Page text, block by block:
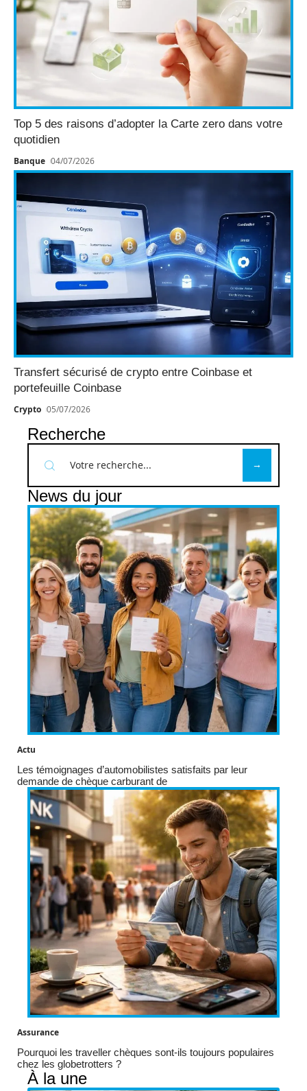
Top 5 des raisons d’adopter la Carte zero dans votre
quotidien
Banque 04/07/2026
Transfert sécurisé de crypto entre Coinbase et
portefeuille Coinbase
Crypto 05/07/2026
Recherche
News du jour
Actu
Les témoignages d’automobilistes satisfaits par leur
demande de chèque carburant de
Assurance
Pourquoi les traveller chèques sont-ils toujours populaires
chez les globetrotters ?
À la une